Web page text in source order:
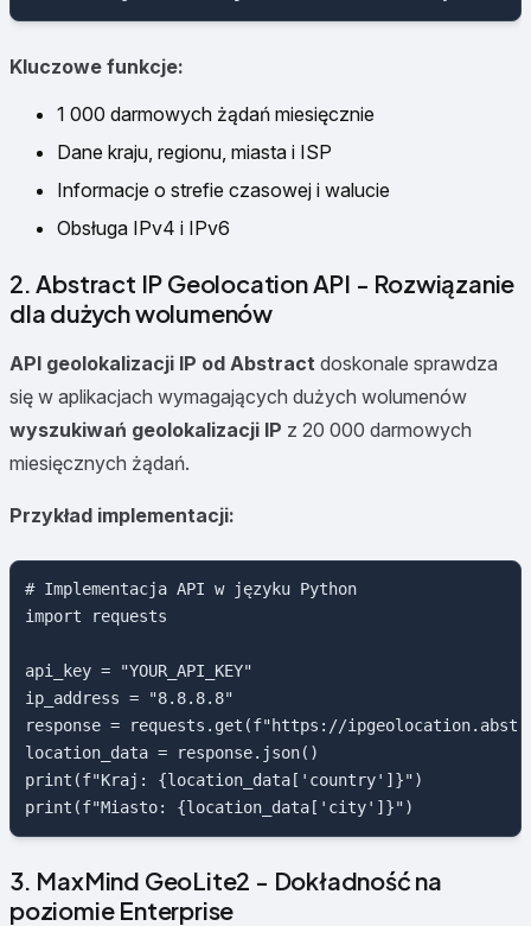
Kluczowe funkcje:
1 000 darmowych żądań miesięcznie
Dane kraju, regionu, miasta i ISP
Informacje o strefie czasowej i walucie
Obsługa IPv4 i IPv6
2. Abstract IP Geolocation API - Rozwiązanie
dla dużych wolumenów
API geolokalizacji IP od Abstract doskonale sprawdza
się w aplikacjach wymagających dużych wolumenów
wyszukiwań geolokalizacji IP z 20 000 darmowych
miesięcznych żądań.
Przykład implementacji:
# Implementacja API w języku Python
import requests
api_key = "YOUR_API_KEY"
ip_address = "8.8.8.8"
response = requests.get(f"https://
location_data = response.json()
print(f"Kraj: {location_data['country']}")
3. MaxMind GeoLite2 - Dokładność na
poziomie Enterprise